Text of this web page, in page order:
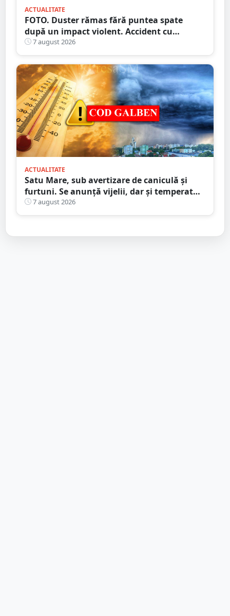
ACTUALITATE
FOTO. Duster rămas fără puntea spate
după un impact violent. Accident cu
implicarea unei mașini din Satu Mare
7 august 2026
ACTUALITATE
Satu Mare, sub avertizare de caniculă și
furtuni. Se anunță vijelii, dar și temperaturi
ridicate. Avertizarea ANM
7 august 2026